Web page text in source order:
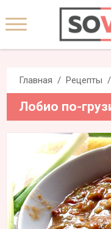
Главная Рецепты
Лобио по-